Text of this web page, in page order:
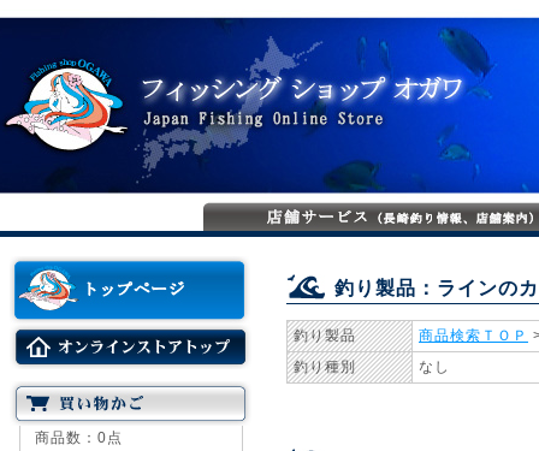
商品数：0点
釣り製品：ラインの
釣り製品 商品検索ＴＯＰ
釣り種別
なし